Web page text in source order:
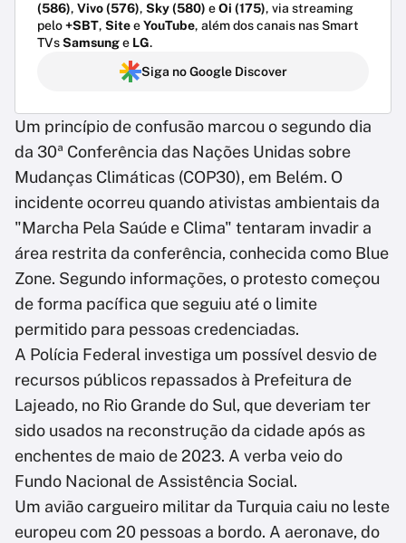
(586), Vivo (576), Sky (580) eOi (175), via streaming
pelo+SBT, SiteeYouTube, além dos canais nas Smart
TVsSamsunge LG.
Siga no Google Discover
Um princípio de confusão marcou o segundo dia
da 30ª Conferência das Nações Unidas sobre
Mudanças Climáticas (COP30), em Belém. O
incidente ocorreu quando ativistas ambientais da
"Marcha Pela Saúde e Clima" tentaram invadir a
área restrita da conferência, conhecida como Blue
Zone. Segundo informações, o protesto começou
de forma pacífica que seguiu até o limite
permitido para pessoas credenciadas.
A Polícia Federal investiga um possível desvio de
recursos públicos repassados à Prefeitura de
Lajeado, no Rio Grande do Sul, que deveriam ter
sido usados na reconstrução da cidade após as
enchentes de maio de 2023. A verba veio do
Fundo Nacional de Assistência Social.
Um avião cargueiro militar da Turquia caiu no leste
europeu com 20 pessoas a bordo. A aeronave, do